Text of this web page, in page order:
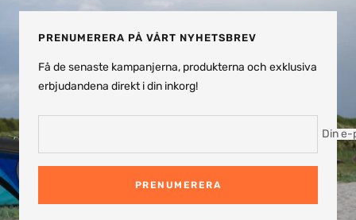
1
2 3 4
PRENUMERERA PÅ VÅRT NYHETSBREV
Få de senaste kampanjerna, produkterna och exklusiva
erbjudandena direkt i din inkorg!
Din e-
PRENUMERERA